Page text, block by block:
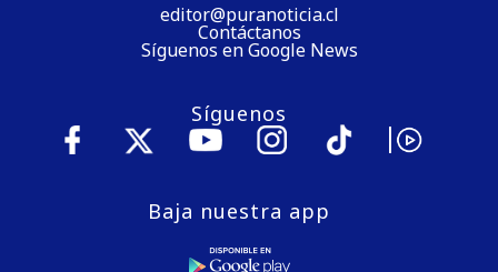
editor@puranoticia.cl
Contáctanos
Síguenos en Google News
Síguenos
Baja nuestra app